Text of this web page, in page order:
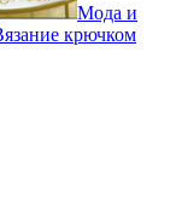
Мода и
крючком